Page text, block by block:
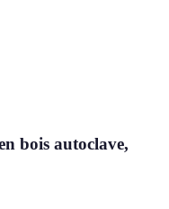
bois autoclave,